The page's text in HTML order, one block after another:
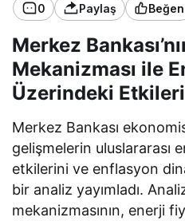
0 Paylaş Beğen
Merkez
Mekanizması ile
Üzerindeki Etkileri
Merkez Bankası
gelişmelerin uluslararası
etkilerini ve enflasyon
bir analiz yayımladı.
mekanizmasının, enerji